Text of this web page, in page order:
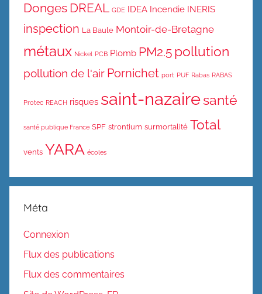
Donges DREAL GDE IDEA Incendie INERIS
inspection La Baule Montoir-de-Bretagne
métaux Nickel PCB Plomb PM2.5 pollution
pollution de l'air Pornichet port PUF Rabas RABAS
Protec REACH risques saint-nazairesanté
santé publique France SPF strontium surmortalité Total
vents YARA écoles
Méta
Connexion
Flux des publications
Flux des commentaires